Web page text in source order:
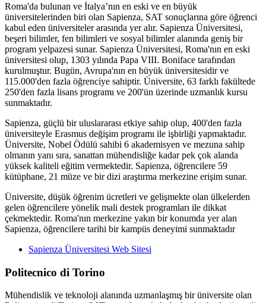
Roma'da bulunan ve İtalya’nın en eski ve en büyük
üniversitelerinden biri olan Sapienza, SAT sonuçlarına göre öğrenci
kabul eden üniversiteler arasında yer alır. Sapienza Üniversitesi,
beşeri bilimler, fen bilimleri ve sosyal bilimler alanında geniş bir
program yelpazesi sunar. Sapienza Üniversitesi, Roma'nın en eski
üniversitesi olup, 1303 yılında Papa VIII. Boniface tarafından
kurulmuştur. Bugün, Avrupa'nın en büyük üniversitesidir ve
115.000'den fazla öğrenciye sahiptir. Üniversite, 63 farklı fakültede
250'den fazla lisans programı ve 200'ün üzerinde uzmanlık kursu
sunmaktadır.
Sapienza, güçlü bir uluslararası etkiye sahip olup, 400'den fazla
üniversiteyle Erasmus değişim programı ile işbirliği yapmaktadır.
Üniversite, Nobel Ödülü sahibi 6 akademisyen ve mezuna sahip
olmanın yanı sıra, sanattan mühendisliğe kadar pek çok alanda
yüksek kaliteli eğitim vermektedir. Sapienza, öğrencilere 59
kütüphane, 21 müze ve bir dizi araştırma merkezine erişim sunar.
Üniversite, düşük öğrenim ücretleri ve gelişmekte olan ülkelerden
gelen öğrencilere yönelik mali destek programları ile dikkat
çekmektedir. Roma'nın merkezine yakın bir konumda yer alan
Sapienza, öğrencilere tarihi bir kampüs deneyimi sunmaktadır
Sapienza Üniversitesi Web Sitesi
Politecnico di Torino
Mühendislik ve teknoloji alanında uzmanlaşmış bir üniversite olan